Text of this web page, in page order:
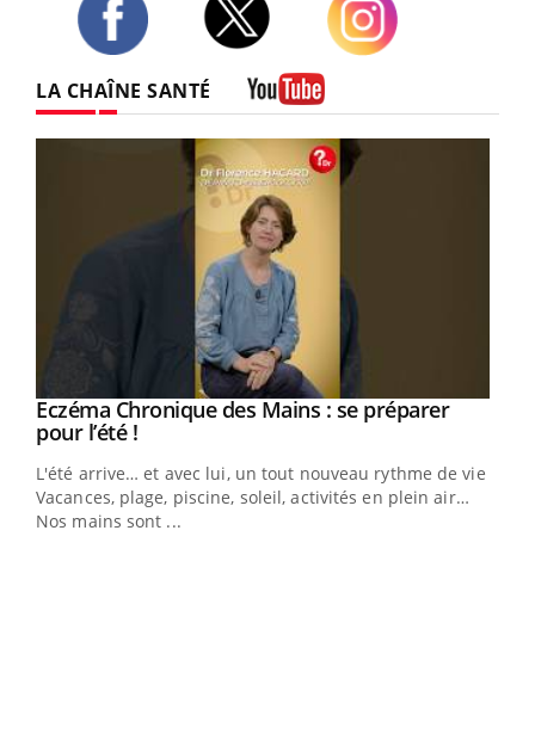
LA CHAÎNE SANTÉ
Youtube
Eczéma Chronique des Mains : se préparer
pour l’été !Youtube
L'été arrive… et avec lui, un tout nouveau rythme de vie !
Vacances, plage, piscine, soleil, activités en plein air…
Nos mains sont ...